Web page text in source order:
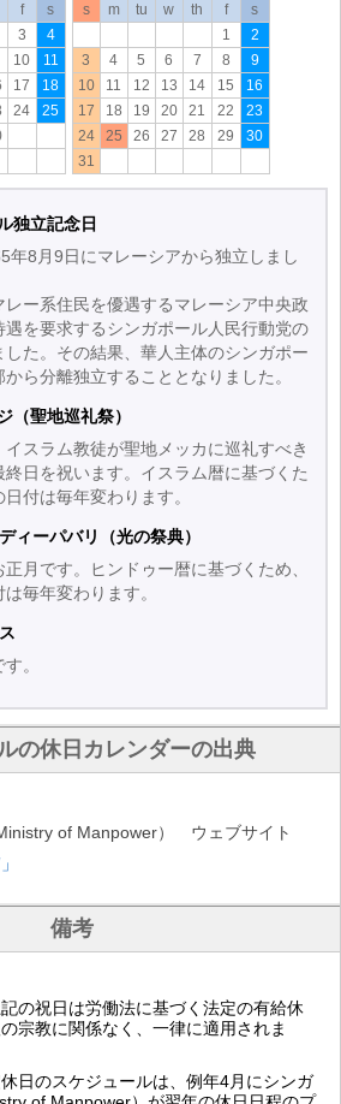
f
s
3
4
10
11
17
18
24
25
s
m tu w th f
s
1
2
3
4 5 6 7 8
9
10
11 12 13 14 15
16
17
18 19 20 21 22
23
24
25 26 27 28 29
30
31
独立記念日
年8月9日にマレーシアから独立しまし
ー系住民を優遇するマレーシア中央政
遇を要求するシンガポール人民行動党の
た。その結果、華人主体のシンガポー
ら分離独立することとなりました。
（聖地巡礼祭）
スラム教徒が聖地メッカに巡礼すべき
日を祝います。イスラム暦に基づくた
付は毎年変わります。
ィーパバリ（光の祭典）
月です。ヒンドゥー暦に基づくため、
毎年変わります。
。
の休日カレンダーの出典
of Manpower） ウェブサイト
備考
の祝日は労働法に基づく法定の有給休
宗教に関係なく、一律に適用されま
日のスケジュールは、例年4月にシンガ